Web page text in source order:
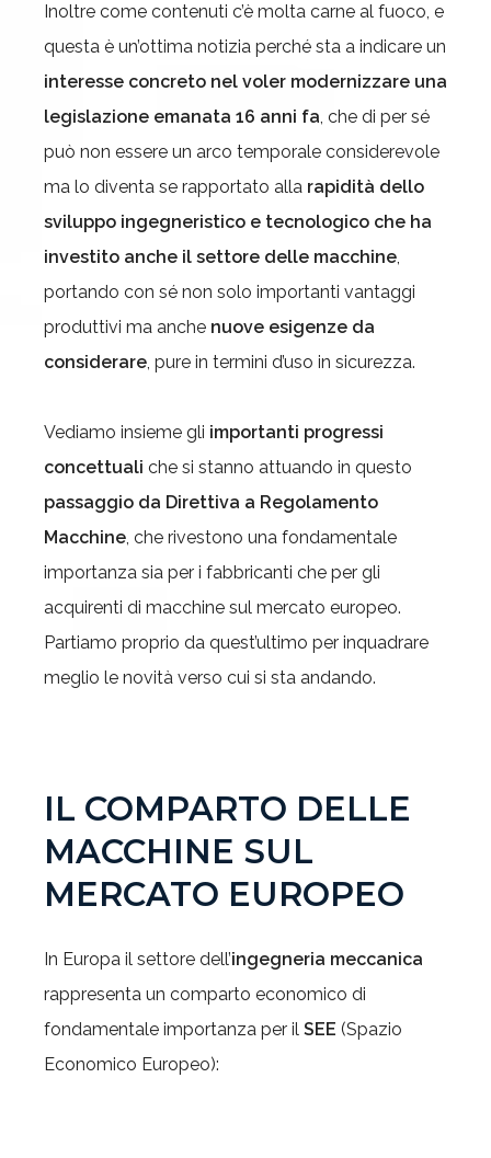
Inoltre come contenuti c’è molta carne al fuoco, e
questa è un’ottima notizia perché sta a indicare un
interesse concreto nel voler modernizzare una
legislazione emanata 16 anni fa, che di per sé
può non essere un arco temporale considerevole
ma lo diventa se rapportato alla rapidità dello
sviluppo ingegneristico e tecnologico che ha
investito anche il settore delle macchine,
portando con sé non solo importanti vantaggi
produttivi ma anche nuove esigenze da
considerare, pure in termini d’uso in sicurezza.
Vediamo insieme gli importanti progressi
concettuali che si stanno attuando in questo
passaggio da Direttiva a Regolamento
Macchine, che rivestono una fondamentale
importanza sia per i fabbricanti che per gli
acquirenti di macchine sul mercato europeo.
Partiamo proprio da quest’ultimo per inquadrare
meglio le novità verso cui si sta andando.
IL COMPARTO DELLE
MACCHINE SUL
MERCATO EUROPEO
In Europa il settore dell’ingegneria meccanica
rappresenta un comparto economico di
fondamentale importanza per il SEE (Spazio
Economico Europeo):